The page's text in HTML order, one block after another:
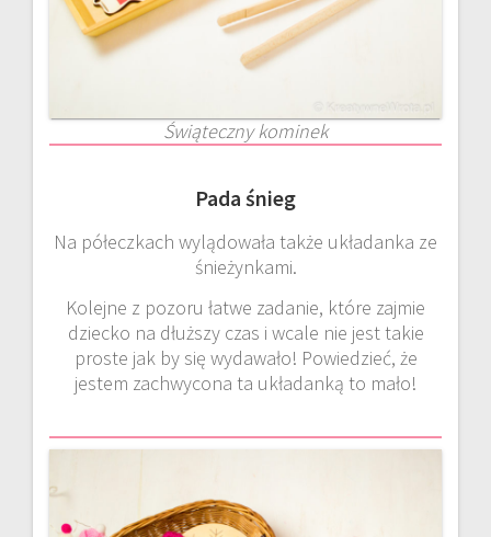
Świąteczny kominek
Pada śnieg
Na półeczkach wylądowała także układanka ze
śnieżynkami.
Kolejne z pozoru łatwe zadanie, które zajmie
dziecko na dłuższy czas i wcale nie jest takie
proste jak by się wydawało! Powiedzieć, że
jestem zachwycona ta układanką to mało!